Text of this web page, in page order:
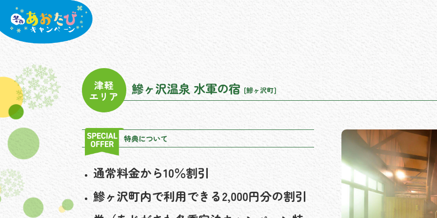
津軽
エリア 鰺ヶ沢温泉 水軍の宿 [鰺ヶ沢町]
特典について
通常料金から10％割引
鰺ヶ沢町内で利用できる2,000円分の割引